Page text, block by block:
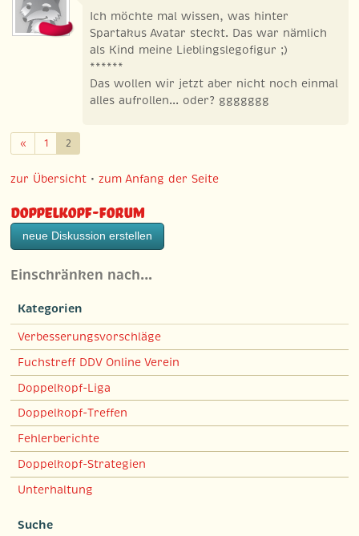
Ich möchte mal wissen, was hinter
Spartakus Avatar steckt. Das war nämlich
als Kind meine Lieblingslegofigur ;)
******
Das wollen wir jetzt aber nicht noch einmal
alles aufrollen... oder? ggggggg
«Zurück
1 2
zur Übersicht •zum Anfang der Seite
Doppelkopf-Forum
neue Diskussion erstellen
Einschränken nach…
Kategorien
Verbesserungsvorschläge
Fuchstreff DDV Online Verein
Doppelkopf-Liga
Doppelkopf-Treffen
Fehlerberichte
Doppelkopf-Strategien
Unterhaltung
Suche